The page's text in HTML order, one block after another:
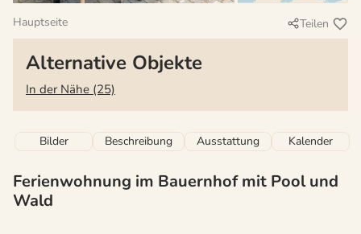
Hauptseite Teilen
Alternative Objekte
In der Nähe (25)
Bilder Beschreibung Ausstattung Kalender
Ferienwohnung im Bauernhof mit Pool und
Wald